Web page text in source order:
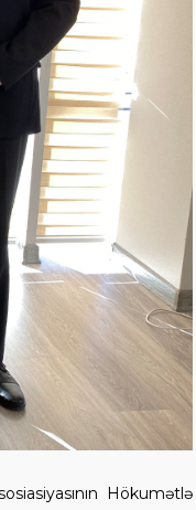
Hökumətlə